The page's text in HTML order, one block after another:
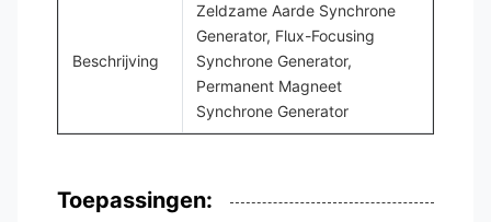
Beschrijving
Zeldzame Aarde Synchrone
Generator, Flux-Focusing
Synchrone Generator,
Permanent Magneet
Synchrone Generator
Toepassingen: